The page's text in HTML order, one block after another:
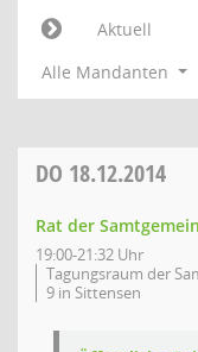
Aktuell
Alle Mandanten
DO 18.12.2014
Rat der
19:00-21:32 Uhr
Tagungsraum der
9 in Sittensen